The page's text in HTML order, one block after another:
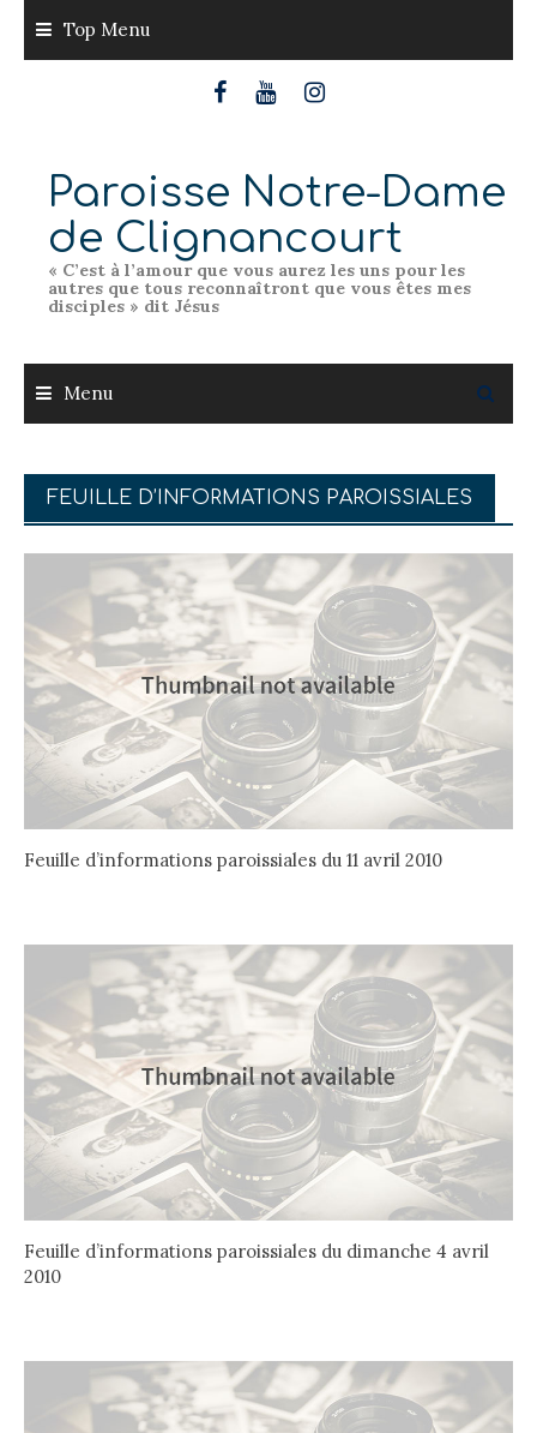
content
Top Menu
Paroisse Notre-Dame
de Clignancourt
« C’est à l’amour que vous aurez les uns pour les
autres que tous reconnaîtront que vous êtes mes
disciples » dit Jésus
Menu
FEUILLE D’INFORMATIONS PAROISSIALES
Feuille d’informations paroissiales du 11 avril 2010
Feuille d’informations paroissiales du dimanche 4 avril
2010